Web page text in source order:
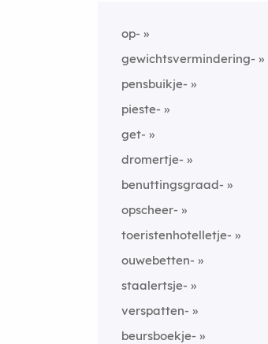
op-
gewichtsvermindering-
pensbuikje-
pieste-
get-
dromertje-
benuttingsgraad-
opscheer-
toeristenhotelletje-
ouwebetten-
staalertsje-
verspatten-
beursboekje-